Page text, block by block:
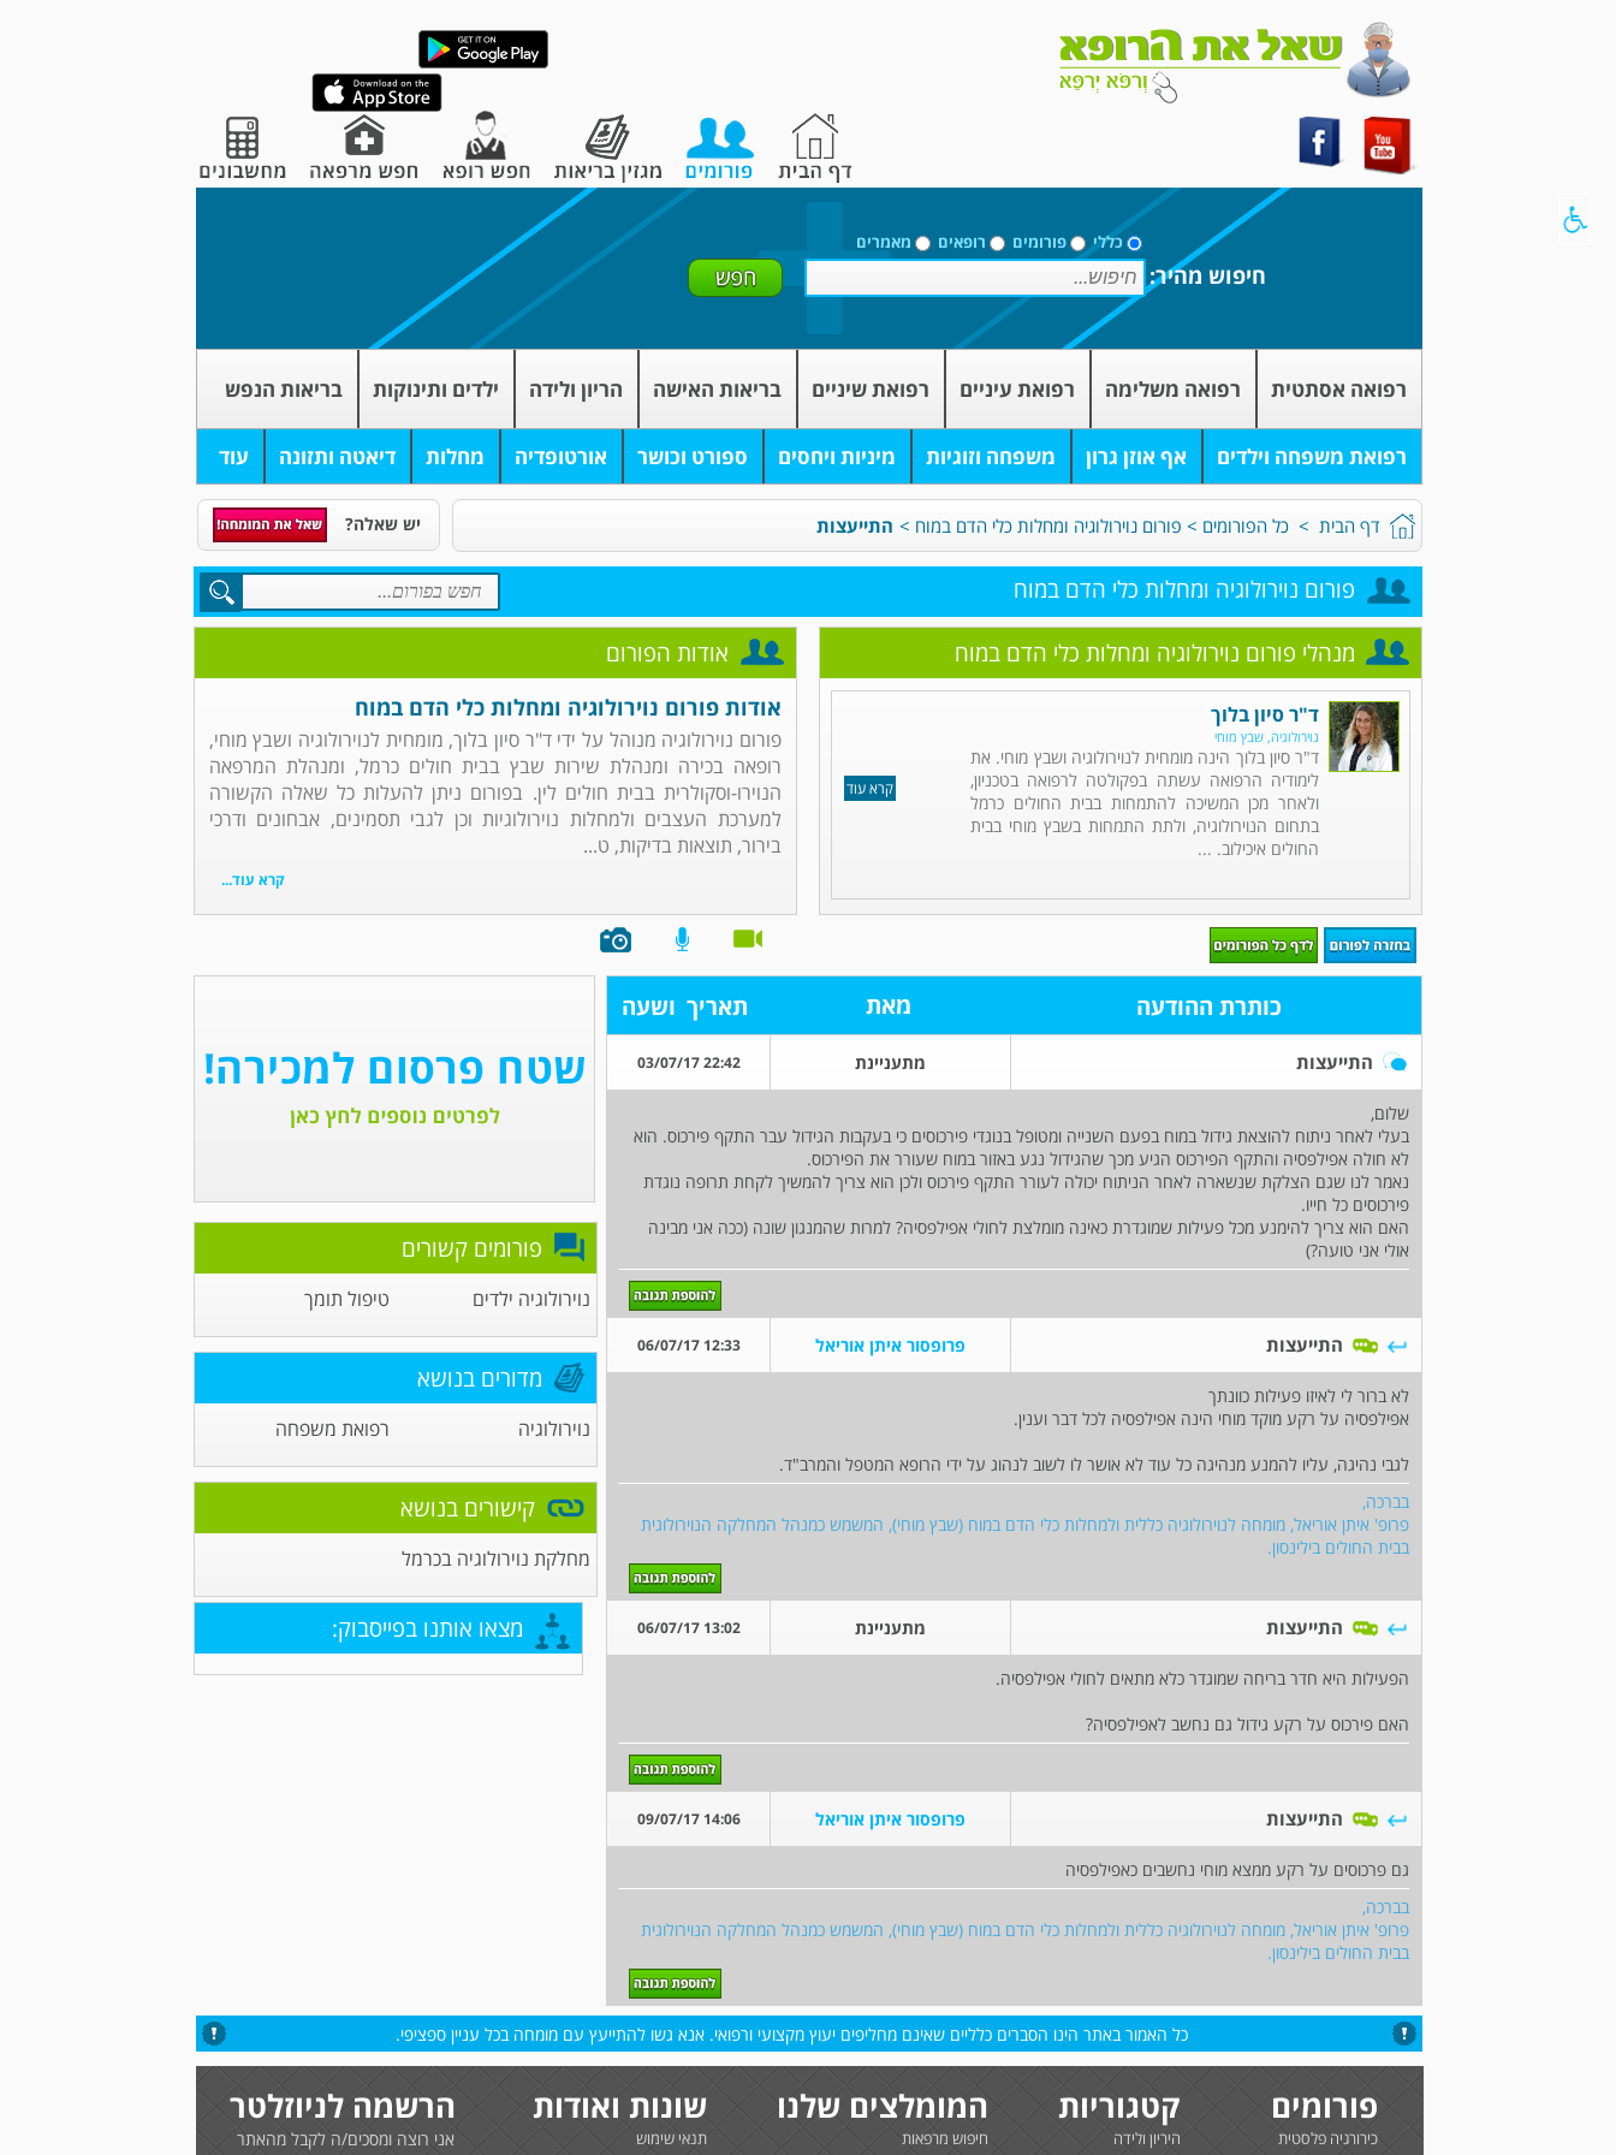
כללי פורומים רופאים מאמרים
חיפוש מהיר:
רפואה אסתטית רפואה משלימה רפואת עיניים רפואת שיניים בריאות האישה הריון ולידה ילדים ותינוקות בריאות הנפש
רפואת משפחה וילדים אף אוזן גרון משפחה וזוגיות מיניות ויחסים ספורט וכושר אורטופדיה מחלות דיאטה ותזונה עוד
דף הבית > כל הפורומים > פורום נוירולוגיה ומחלות כלי הדם במוח > התייעצות יש שאלה?
פורום נוירולוגיה ומחלות כלי הדם במוח
אודות הפורום
אודות פורום נוירולוגיה ומחלות כלי הדם במוח
פורום נוירולוגיה מנוהל על ידי ד"ר סיון בלוך, מומחית לנוירולוגיה ושבץ מוחי,
רופאה בכירה ומנהלת שירות שבץ בבית חולים כרמל, ומנהלת המרפאה
הנוירו-וסקולרית בבית חולים לין. בפורום ניתן להעלות כל שאלה הקשורה
למערכת העצבים ולמחלות נוירולוגיות וכן לגבי תסמינים, אבחונים ודרכי
בירור, תוצאות בדיקות, ט...
קרא עוד...
מנהלי פורום נוירולוגיה ומחלות כלי הדם במוח
קרא עוד
ד"ר סיון בלוך
נוירולוגיה, שבץ מוחי
ד"ר סיון בלוך הינה מומחית לנוירולוגיה ושבץ מוחי. את
לימודיה הרפואה עשתה בפקולטה לרפואה בטכניון,
ולאחר מכן המשיכה להתמחות בבית החולים כרמל
בתחום הנוירולוגיה, ולתת התמחות בשבץ מוחי בבית
החולים איכילוב. ...
כותרת ההודעה מאת תאריך ושעה
התייעצות מתעניינת 22:42 03/07/17
שלום,
בעלי לאחר ניתוח להוצאת גידול במוח בפעם השנייה ומטופל בנוגדי פירכוסים כי בעקבות הגידול עבר התקף פירכוס. הוא
לא חולה אפילפסיה והתקף הפירכוס הגיע מכך שהגידול נגע באזור במוח שעורר את הפירכוס.
נאמר לנו שגם הצלקת שנשארה לאחר הניתוח יכולה לעורר התקף פירכוס ולכן הוא צריך להמשיך לקחת תרופה נוגדת
פירכוסים כל חייו.
האם הוא צריך להימנע מכל פעילות שמוגדרת כאינה מומלצת לחולי אפילפסיה? למרות שהמנגון שונה (ככה אני מבינה
אולי אני טועה?)
התייעצות פרופסור איתן אוריאל 12:33 06/07/17
לא ברור לי לאיזו פעילות כוונתך
אפילפסיה על רקע מוקד מוחי הינה אפילפסיה לכל דבר וענין.
לגבי נהיגה, עליו להמנע מנהיגה כל עוד לא אושר לו לשוב לנהוג על ידי הרופא המטפל והמרב"ד.
בברכה,
פרופ' איתן אוריאל, מומחה לנוירולוגיה כללית ולמחלות כלי הדם במוח (שבץ מוחי), המשמש כמנהל המחלקה הנוירולוגית
בבית החולים בילינסון.
התייעצות מתעניינת 13:02 06/07/17
הפעילות היא חדר בריחה שמוגדר כלא מתאים לחולי אפילפסיה.
האם פירכוס על רקע גידול גם נחשב לאפילפסיה?
התייעצות פרופסור איתן אוריאל 14:06 09/07/17
גם פרכוסים על רקע ממצא מוחי נחשבים כאפילפסיה
בברכה,
פרופ' איתן אוריאל, מומחה לנוירולוגיה כללית ולמחלות כלי הדם במוח (שבץ מוחי), המשמש כמנהל המחלקה הנוירולוגית
בבית החולים בילינסון.
פורומים קשורים
נוירולוגיה ילדים טיפול תומך
מדורים בנושא
נוירולוגיה רפואת משפחה
קישורים בנושא
מחלקת נוירולוגיה בכרמל
מצאו אותנו בפייסבוק:
כל האמור באתר הינו הסברים כלליים שאינם מחליפים יעוץ מקצועי ורפואי. אנא גשו להתייעץ עם מומחה בכל עניין ספציפי.
פורומים
כירורגיה פלסטית
קטגוריות
היריון ולידה
המומלצים שלנו
חיפוש מרפאות
שונות ואודות
תנאי שימוש
הרשמה לניוזלטר
אני רוצה ומסכים/ה לקבל מהאתר